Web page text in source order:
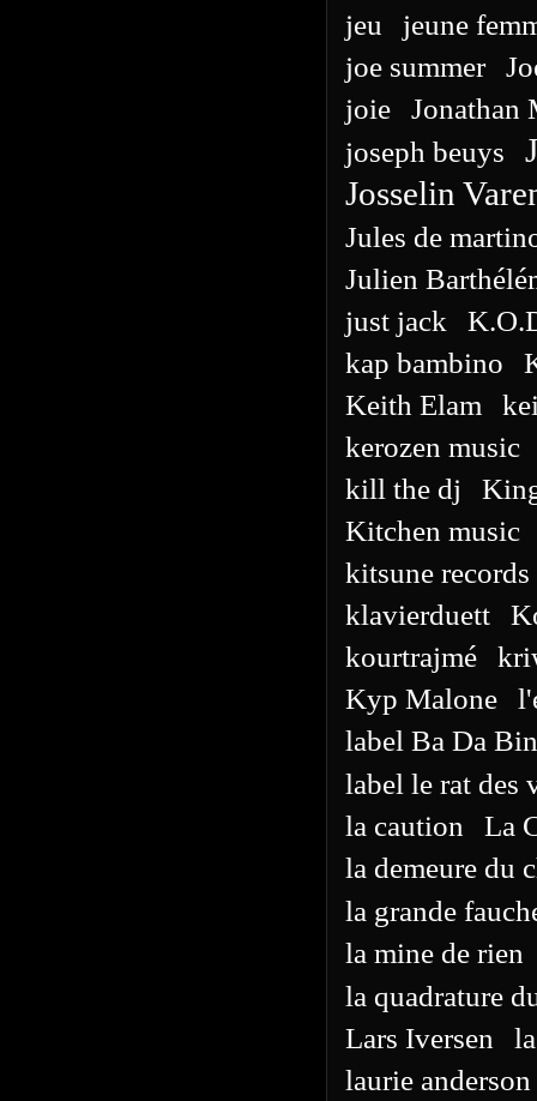
jeu
jeune
joe summer
joie
Jonathan
joseph beuys
Josselin
Jules de
Julien
just jack
kap bambino
Keith Elam
kerozen music
kill the dj
Kitchen music
kitsune
klavierduett
kourtrajmé
Kyp Malone
label Ba Da
label le rat des
la caution
La
la demeure du
la grande
la mine de rien
la quadrature
Lars Iversen
laurie anderson